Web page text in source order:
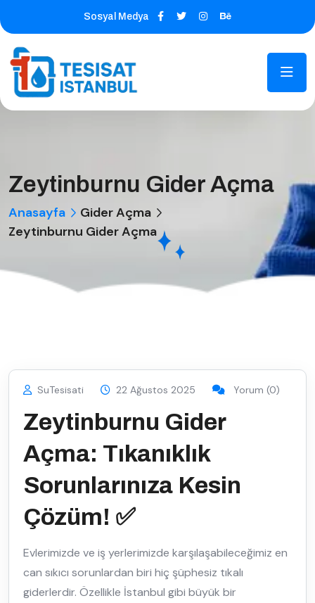
Sosyal Medya
Zeytinburnu Gider Açma
Anasayfa
Gider Açma
Zeytinburnu Gider Açma
SuTesisati 22 Ağustos 2025 Yorum (0)
Zeytinburnu Gider
Açma: Tıkanıklık
Sorunlarınıza Kesin
Çözüm! ✅
Evlerimizde ve iş yerlerimizde karşılaşabileceğimiz en
can sıkıcı sorunlardan biri hiç şüphesiz tıkalı
giderlerdir. Özellikle İstanbul gibi büyük bir